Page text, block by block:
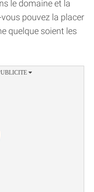
le domaine et la
pouvez la placer
quelque soient les